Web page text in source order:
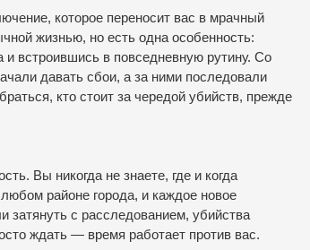
которое переносит вас в мрачный
жизнью, но есть одна особенность:
встроившись в повседневную рутину. Со
давать сбои, а за ними последовали
кто стоит за чередой убийств, прежде
Вы никогда не знаете, где и когда
районе города, и каждое новое
с расследованием, убийства
ждать — время работает против вас.